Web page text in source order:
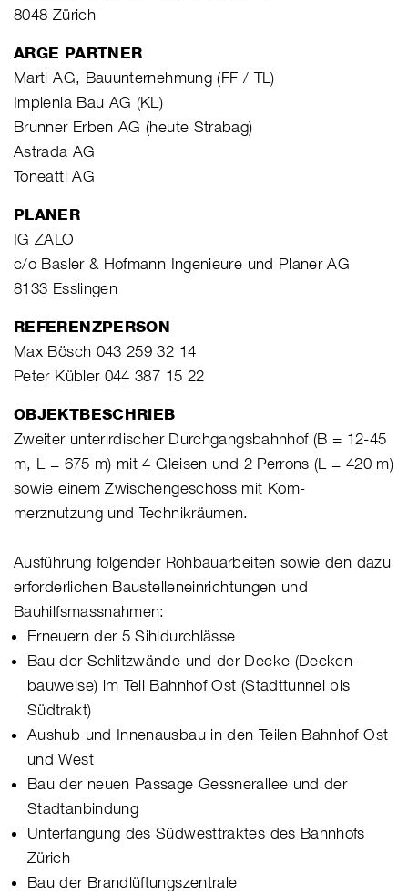
8048 Zürich
ARGE PARTNER
Marti AG, Bauunternehmung (FF / TL)
Implenia Bau AG (KL)
Brunner Erben AG (heute Strabag)
Astrada AG
Toneatti AG
PLANER
IG ZALO
c/o Basler & Hofmann Ingenieure und Planer AG
8133 Esslingen
REFERENZPERSON
Max Bösch 043 259 32 14
Peter Kübler 044 387 15 22
OBJEKTBESCHRIEB
Zweiter unterirdischer Durchgangsbahnhof (B = 12-45
m, L = 675 m) mit 4 Gleisen und 2 Perrons (L = 420 m)
sowie einem Zwischengeschoss mit Kom-
merznutzung und Technikräumen.
Ausführung folgender Rohbauarbeiten sowie den dazu
erforderlichen Baustelleneinrichtungen und
Bauhilfsmassnahmen:
Erneuern der 5 Sihldurchlässe
Bau der Schlitzwände und der Decke (Decken-
bauweise) im Teil Bahnhof Ost (Stadttunnel bis
Südtrakt)
Aushub und Innenausbau in den Teilen Bahnhof Ost
und West
Bau der neuen Passage Gessnerallee und der
Stadtanbindung
Unterfangung des Südwesttraktes des Bahnhofs
Zürich
Bau der Brandlüftungszentrale